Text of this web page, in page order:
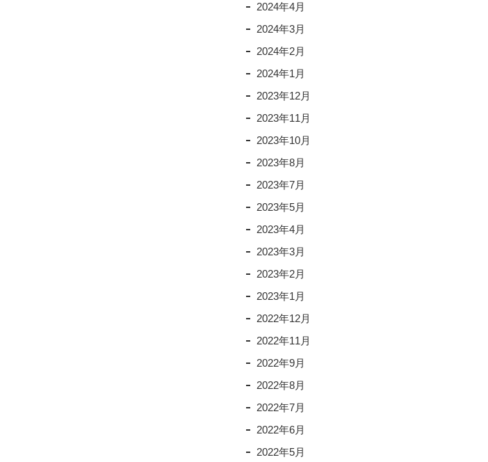
2024年4月
2024年3月
2024年2月
2024年1月
2023年12月
2023年11月
2023年10月
2023年8月
2023年7月
2023年5月
2023年4月
2023年3月
2023年2月
2023年1月
2022年12月
2022年11月
2022年9月
2022年8月
2022年7月
2022年6月
2022年5月